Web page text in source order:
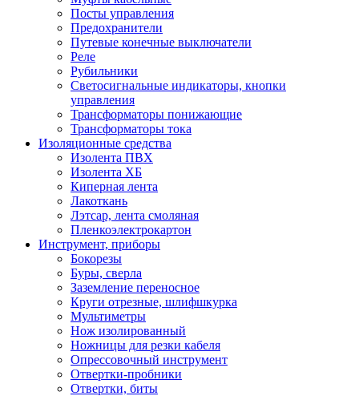
Посты управления
Предохранители
Путевые конечные выключатели
Реле
Рубильники
Светосигнальные индикаторы, кнопки
управления
Трансформаторы понижающие
Трансформаторы тока
Изоляционные средства
Изолента ПВХ
Изолента ХБ
Киперная лента
Лакоткань
Лэтсар, лента смоляная
Пленкоэлектрокартон
Инструмент, приборы
Бокорезы
Буры, сверла
Заземление переносное
Круги отрезные, шлифшкурка
Мультиметры
Нож изолированный
Ножницы для резки кабеля
Опрессовочный инструмент
Отвертки-пробники
Отвертки, биты